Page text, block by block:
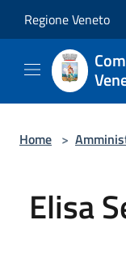
Regione Veneto
Home >
Elisa